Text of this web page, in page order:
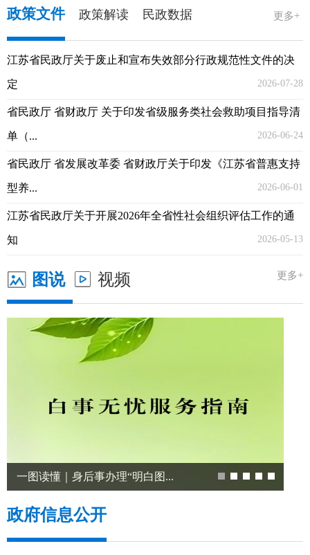
政策文件 政策解读 民政数据 更多+
江苏省民政厅关于废止和宣布失效部分行政规范性文件的决
定 2026-07-28
省民政厅 省财政厅 关于印发省级服务类社会救助项目指导清
单（... 2026-06-24
省民政厅 省发展改革委 省财政厅关于印发《江苏省普惠支持
型养... 2026-06-01
江苏省民政厅关于开展2026年全省性社会组织评估工作的通
知 2026-05-13
图说 视频 更多+
政府信息公开